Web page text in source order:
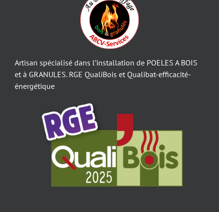
Artisan spécialisé dans l’installation de POELES A BOIS
et à GRANULES. RGE QualiBois et Qualibat-efficacité-
énergétique